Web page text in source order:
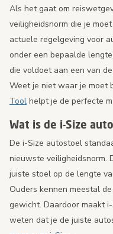
Als het gaat om
veiligheidsnorm die je
actuele regelgeving voor
onder een bepaalde
die voldoet aan een van
Weet je niet waar je moet
Tool helpt je de perfecte
Wat is de i-Size
De i-Size autostoel
nieuwste veiligheidsnorm.
juiste stoel op de lengte
Ouders kennen meestal
gewicht. Daardoor maakt
weten dat je de juiste